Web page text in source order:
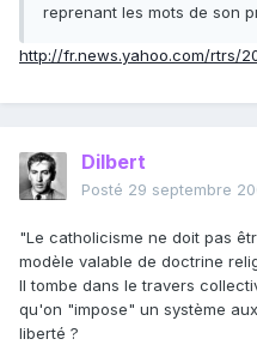
reprenant les mots de son
http://fr.news.yahoo.com/rtrs/
Dilbert
Posté 29 septembre
"Le catholicisme ne doit pas
modèle valable de doctrine
Il tombe dans le travers
qu'on "impose" un système
liberté ?